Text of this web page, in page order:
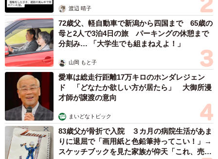
渡辺 晴子
72歳父、軽自動車で新潟から四国まで 65歳の
母と2人で3泊4日の旅 パーキングの休憩まで
分刻み… 「大学生でも組まねえよ！」
山岡 もと子
愛車は総走行距離17万キロのホンダレジェン
ド 「どなたか欲しい方が居たら」 大御所漫
才師が譲渡の意向
まいどなトピック
83歳父が骨折で入院 ３カ月の病院生活があま
りに退屈で「画用紙と色鉛筆持ってこい！」→
スケッチブックを見た家族が仰天「これ、売れ